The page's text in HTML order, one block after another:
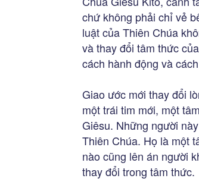
chứ không phải chỉ vẻ
luật của Thiên Chúa
và thay đổi tâm thức
cách hành động và
Giao ước mới thay đổi
một trái tim mới, một
Giêsu. Những người
Thiên Chúa. Họ là một
nào cũng lên án người
thay đổi trong tâm thức.